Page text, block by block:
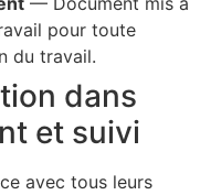
pour toute
du travail.
dans
et suivi
avec tous leurs